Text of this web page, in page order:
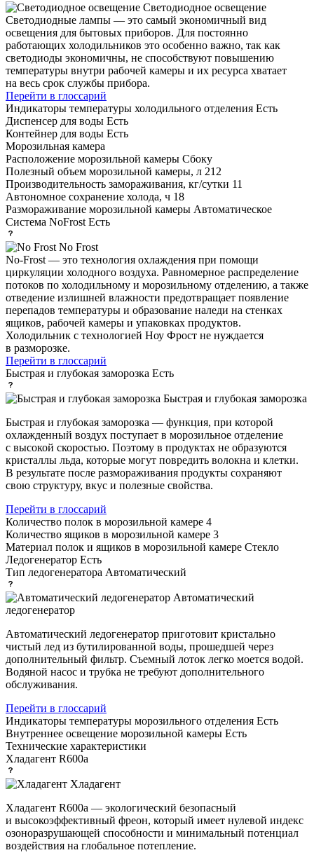
Светодиодное освещение
Светодиодные лампы — это самый экономичный вид
освещения для бытовых приборов. Для постоянно
работающих холодильников это особенно важно, так как
светодиоды экономичны, не способствуют повышению
температуры внутри рабочей камеры и их ресурса хватает
на весь срок службы прибора.
Перейти в глоссарий
Индикаторы температуры холодильного отделения Есть
Диспенсер для воды Есть
Контейнер для воды Есть
Морозильная камера
Расположение морозильной камеры Сбоку
Полезный объем морозильной камеры, л 212
Производительность замораживания, кг/сутки 11
Автономное сохранение холода, ч 18
Размораживание морозильной камеры Автоматическое
Система NoFrost Есть
No Frost
No-Frost — это технология охлаждения при помощи
циркуляции холодного воздуха. Равномерное распределение
потоков по холодильному и морозильному отделению, а также
отведение излишней влажности предотвращает появление
перепадов температуры и образование наледи на стенках
ящиков, рабочей камеры и упаковках продуктов.
Холодильник с технологией Ноу Фрост не нуждается
в разморозке.
Перейти в глоссарий
Быстрая и глубокая заморозка Есть
Быстрая и глубокая заморозка
Быстрая и глубокая заморозка — функция, при которой
охлажденный воздух поступает в морозильное отделение
с высокой скоростью. Поэтому в продуктах не образуются
кристаллы льда, которые могут повредить волокна и клетки.
В результате после размораживания продукты сохраняют
свою структуру, вкус и полезные свойства.
Перейти в глоссарий
Количество полок в морозильной камере 4
Количество ящиков в морозильной камере 3
Материал полок и ящиков в морозильной камере Стекло
Ледогенератор Есть
Тип ледогенератора Автоматический
Автоматический
ледогенератор
Автоматический ледогенератор приготовит кристально
чистый лед из бутилированной воды, прошедшей через
дополнительный фильтр. Съемный лоток легко моется водой.
Водяной насос и трубка не требуют дополнительного
обслуживания.
Перейти в глоссарий
Индикаторы температуры морозильного отделения Есть
Внутреннее освещение морозильной камеры Есть
Технические характеристики
Хладагент R600a
Хладагент
Хладагент R600a — экологический безопасный
и высокоэффективный фреон, который имеет нулевой индекс
озоноразрушающей способности и минимальный потенциал
воздействия на глобальное потепление.